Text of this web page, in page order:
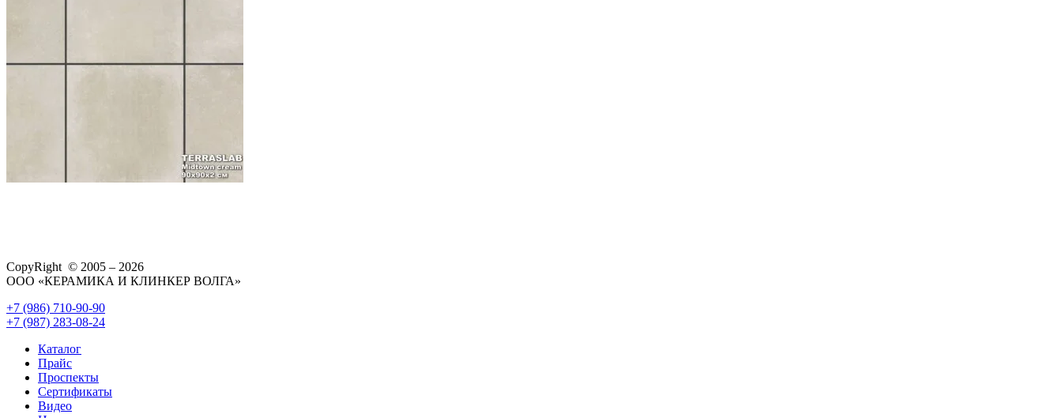
CopyRight © 2005 – 2026
ООО «КЕРАМИКА И КЛИНКЕР ВОЛГА»
+7 (986) 710-90-90
+7 (987) 283-08-24
Каталог
Прайс
Проспекты
Сертификаты
Видео